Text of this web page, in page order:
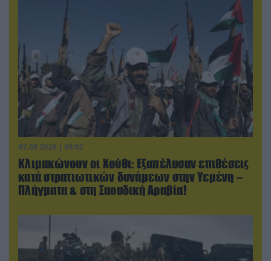
07.08.2026 | 08:02
Κλιμακώνουν οι Χούθι: Eξαπέλυσαν επιθέσεις
κατά στρατιωτικών δυνάμεων στην Υεμένη –
Πλήγματα & στη Σαουδική Αραβία!